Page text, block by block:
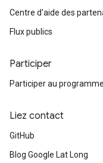
Centre d'aide des
Flux publics
Participer
Participer au
Liez contact
GitHub
Blog Google Lat Long